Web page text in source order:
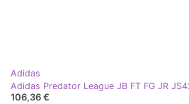
Adidas
106,36 €